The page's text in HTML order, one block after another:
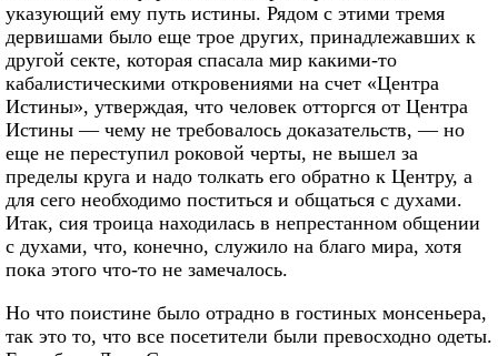
указующий ему путь истины. Рядом с этими тремя
дервишами было еще трое других, принадлежавших к
другой секте, которая спасала мир какими-то
кабалистическими откровениями на счет «Центра
Истины», утверждая, что человек отторгся от Центра
Истины — чему не требовалось доказательств, — но
еще не переступил роковой черты, не вышел за
пределы круга и надо толкать его обратно к Центру, а
для сего необходимо поститься и общаться с духами.
Итак, сия троица находилась в непрестанном общении
с духами, что, конечно, служило на благо мира, хотя
пока этого что-то не замечалось.
Но что поистине было отрадно в гостиных монсеньера,
так это то, что все посетители были превосходно одеты.